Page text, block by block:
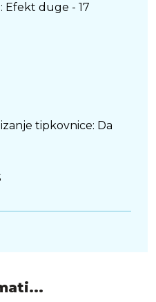
Efekt duge - 17
tipkovnice: Da